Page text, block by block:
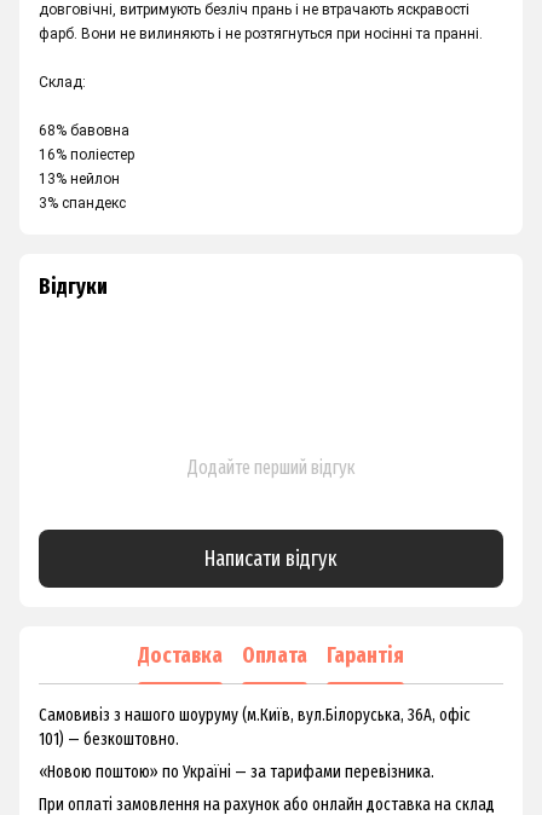
довговічні, витримують безліч прань і не втрачають яскравості
фарб. Вони не вилиняють і не розтягнуться при носінні та пранні.
Склад:
68% бавовна
16% поліестер
13% нейлон
3% спандекс
Відгуки
Додайте перший відгук
Написати відгук
Доставка Оплата Гарантія
Самовивіз з нашого шоуруму (м.Київ, вул.Білоруська, 36А, офіс
101) — безкоштовно.
«Новою поштою» по Україні — за тарифами перевізника.
При оплаті замовлення на рахунок або онлайн доставка на склад